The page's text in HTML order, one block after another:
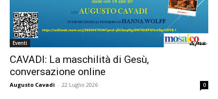
Eventi
CAVADI: La maschilità di Gesù,
conversazione online
Augusto Cavadi - 22 Luglio 2026 0